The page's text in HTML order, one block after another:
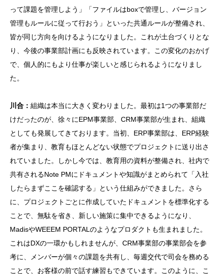
って課題を管理しよう」「ファイルはboxで管理し、バージョン
管理もルールに従って行おう」といった共通ルールが整備され、
皆が同じ方向を向けるようになりました。これが土台づくりとな
り、今後の事業部計画にも反映されています。この変化のおかげ
で、個人的にもより仕事が楽しいと感じられるようになりまし
た。
川合： 組織は本当に大きく変わりました。最初は1つの事業部だ
けだったのが、徐々にEPM事業部、CRM事業部が生まれ、組織
としても発展してきております。当初、ERP事業部は、ERP経験
者が集まり、教育もほとんどない状態でプロジェクトに送り出さ
れていました。しかし今では、教育用の資料が整備され、社内で
共有されるNote PMにドキュメントや知識がまとめられて「入社
したらまずここを確認する」という仕組みができました。さら
に、プロジェクトごとに作成していたドキュメントを標準化する
ことで、無駄を省き、新しい施策に集中できるようになり、
MadisやWEEEM PORTALのようなプロダクトも生まれました。
これはDXの一環かもしれませんが、CRM事業部の事業部会を参
考に、メンバーが個々の課題を共有し、毎週交代で司会を務める
ことで、お客様の前で話す練習もできています。このように、こ